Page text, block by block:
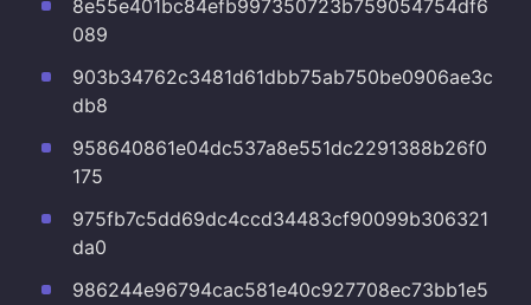
8e55e401bc84efb997350723b759054754df6
089
903b34762c3481d61dbb75ab750be0906ae3c
db8
958640861e04dc537a8e551dc2291388b26f0
175
975fb7c5dd69dc4ccd34483cf90099b306321
da0
986244e96794cac581e40c927708ec73bb1e5